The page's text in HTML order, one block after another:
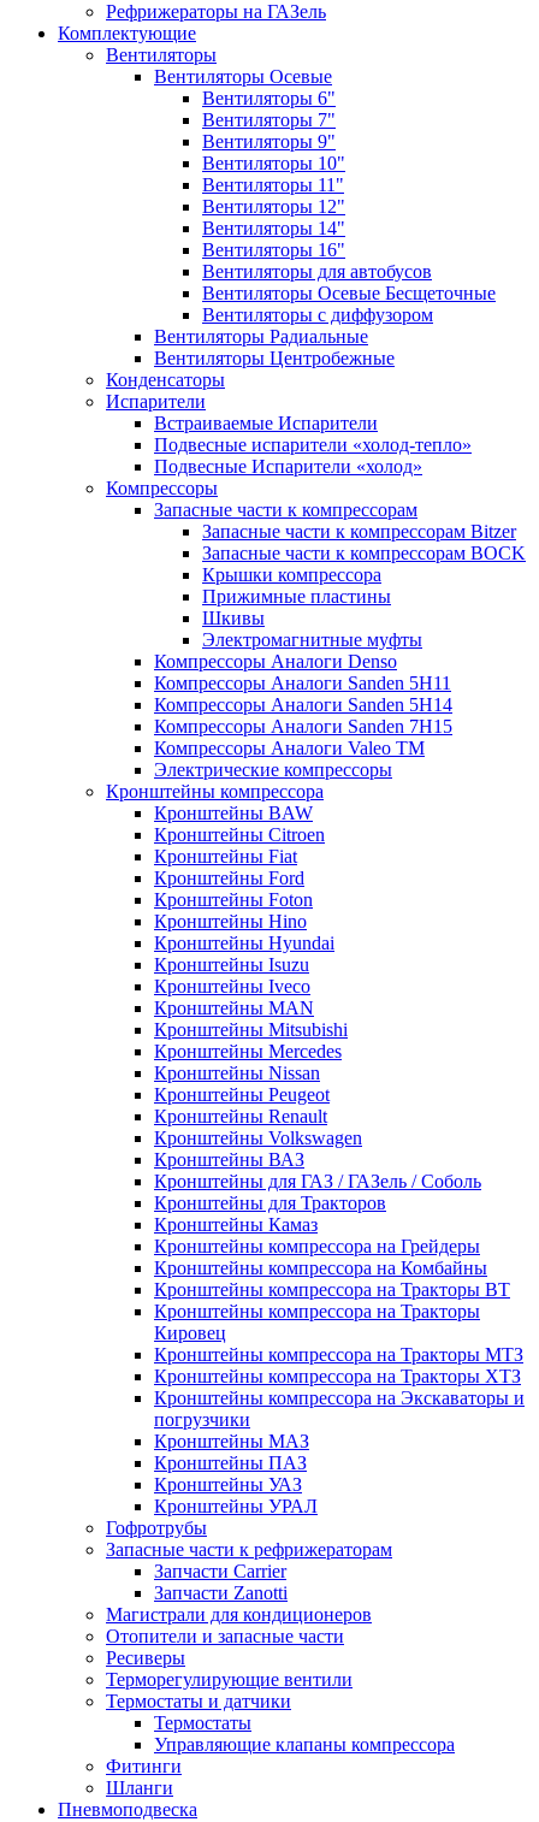
Рефрижераторы на ГАЗель
Комплектующие
Вентиляторы
Вентиляторы Осевые
Вентиляторы 6"
Вентиляторы 7"
Вентиляторы 9"
Вентиляторы 10"
Вентиляторы 11"
Вентиляторы 12"
Вентиляторы 14"
Вентиляторы 16"
Вентиляторы для автобусов
Вентиляторы Осевые Бесщеточные
Вентиляторы с диффузором
Вентиляторы Радиальные
Вентиляторы Центробежные
Конденсаторы
Испарители
Встраиваемые Испарители
Подвесные испарители «холод-тепло»
Подвесные Испарители «холод»
Компрессоры
Запасные части к компрессорам
Запасные части к компрессорам Bitzer
Запасные части к компрессорам BOCK
Крышки компрессора
Прижимные пластины
Шкивы
Электромагнитные муфты
Компрессоры Аналоги Denso
Компрессоры Аналоги Sanden 5H11
Компрессоры Аналоги Sanden 5H14
Компрессоры Аналоги Sanden 7H15
Компрессоры Аналоги Valeo ТМ
Электрические компрессоры
Кронштейны компрессора
Кронштейны BAW
Кронштейны Citroen
Кронштейны Fiat
Кронштейны Ford
Кронштейны Foton
Кронштейны Hino
Кронштейны Hyundai
Кронштейны Isuzu
Кронштейны Iveco
Кронштейны MAN
Кронштейны Mitsubishi
Кронштейны Mеrcedes
Кронштейны Nissan
Кронштейны Peugeot
Кронштейны Renault
Кронштейны Volkswagen
Кронштейны ВАЗ
Кронштейны для ГАЗ / ГАЗель / Соболь
Кронштейны для Тракторов
Кронштейны Камаз
Кронштейны компрессора на Грейдеры
Кронштейны компрессора на Комбайны
Кронштейны компрессора на Тракторы ВТ
Кронштейны компрессора на Тракторы
Кировец
Кронштейны компрессора на Тракторы МТЗ
Кронштейны компрессора на Тракторы ХТЗ
Кронштейны компрессора на Экскаваторы и
погрузчики
Кронштейны МАЗ
Кронштейны ПАЗ
Кронштейны УАЗ
Кронштейны УРАЛ
Гофротрубы
Запасные части к рефрижераторам
Запчасти Carrier
Запчасти Zanotti
Магистрали для кондиционеров
Отопители и запасные части
Ресиверы
Терморегулирующие вентили
Термостаты и датчики
Термостаты
Управляющие клапаны компрессора
Фитинги
Шланги
Пневмоподвеска